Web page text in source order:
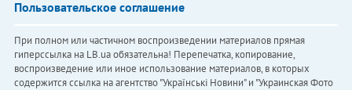
Пользовательское соглашение
При полном или частичном воспроизведении материалов прямая
гиперссылка на LB.ua обязательна! Перепечатка, копирование,
воспроизведение или иное использование материалов, в которых
содержится ссылка на агентство "Українськi Новини" и "Украинская Фото